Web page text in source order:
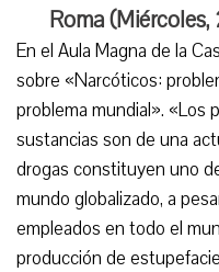
Roma (Miércoles,
En el Aula Magna de la
sobre «Narcóticos:
problema mundial». «Los
sustancias son de una
drogas constituyen uno
mundo globalizado, a
empleados en todo el
producción de